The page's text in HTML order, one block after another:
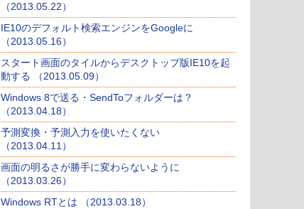
（2013.05.22）
IE10のデフォルト検索エンジンをGoogleに
（2013.05.16）
スタート画面のタイルからデスクトップ版IE10を起
動する （2013.05.09）
Windows 8で送る・SendToフォルダーは？
（2013.04.18）
予測変換・予測入力を使いたくない
（2013.04.11）
画面の明るさが勝手に変わらないように
（2013.03.26）
Windows RTとは （2013.03.18）